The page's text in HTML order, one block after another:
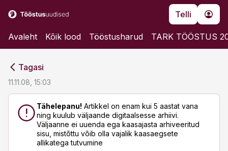
Telli
Avaleht Kõik lood Tööstusharud TARK TÖÖSTUS
Tagasi
11.11.08, 15:03
Tähelepanu! Artikkel on enam kui 5 aastat vana
ning kuulub väljaande digitaalsesse arhiivi.
Väljaanne ei uuenda ega kaasajasta arhiveeritud
sisu, mistõttu võib olla vajalik kaasaegsete
allikatega tutvumine